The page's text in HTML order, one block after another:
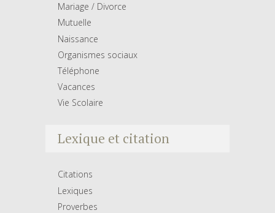
Mariage / Divorce
Mutuelle
Naissance
Organismes sociaux
Téléphone
Vacances
Vie Scolaire
Lexique et citation
Citations
Lexiques
Proverbes